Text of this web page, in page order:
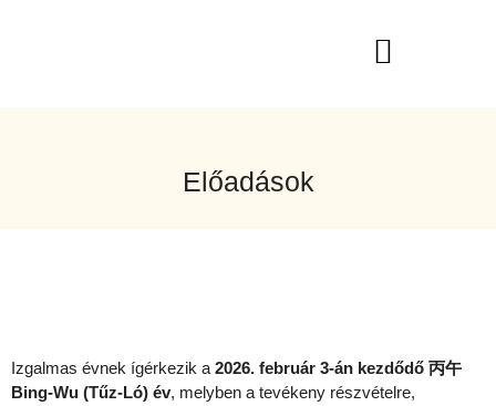
Előadások
Izgalmas évnek ígérkezik a 2026. február 3-án kezdődő 丙午
Bing-Wu (Tűz-Ló) év, melyben a tevékeny részvételre,